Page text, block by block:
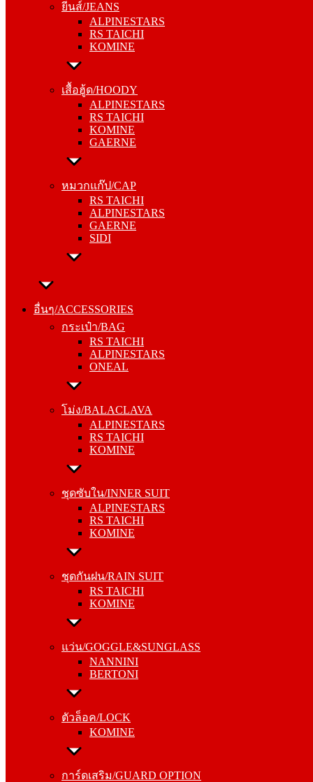
ยีนส์/JEANS
ALPINESTARS
RS TAICHI
KOMINE
เสื้อฮู้ด/HOODY
ALPINESTARS
RS TAICHI
KOMINE
GAERNE
หมวกแก๊ป/CAP
RS TAICHI
ALPINESTARS
GAERNE
SIDI
อื่นๆ/ACCESSORIES
กระเป๋า/BAG
RS TAICHI
ALPINESTARS
ONEAL
โม่ง/BALACLAVA
ALPINESTARS
RS TAICHI
KOMINE
ชุดซับใน/INNER SUIT
ALPINESTARS
RS TAICHI
KOMINE
ชุดกันฝน/RAIN SUIT
RS TAICHI
KOMINE
แว่น/GOGGLE&SUNGLASS
NANNINI
BERTONI
ตัวล็อค/LOCK
KOMINE
การ์ดเสริม/GUARD OPTION
RS TAICHI
KOMINE
เสื้อฮู้ด/HOODY
RS TAICHI
KOMINE
GAERNE
หมวกแก๊ป/CAP
ALPINESTARS
GAERNE
SIDI
อื่นๆ/ACCESSORIES
RS TAICHI
ALPINESTARS
ONEAL
โม่ง/BALACLAVA
RS TAICHI
KOMINE
ชุดซับใน/INNER SUIT
RS TAICHI
KOMINE
ชุดกันฝน/RAIN SUIT
KOMINE
แว่น/GOGGLE&SUNGLASS
BERTONI
ตัวล็อค/LOCK
การ์ดเสริม/GUARD OPTION
RS TAICHI